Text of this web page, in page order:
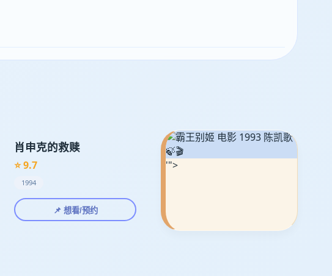
肖申克的救赎
⭐ 9.7
1994
📌 想看/预约
🍃🎬
'">